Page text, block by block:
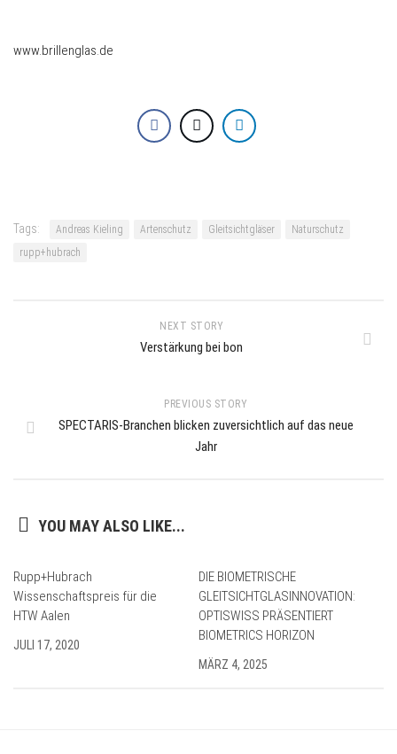
www.brillenglas.de
Tags: Andreas Kieling Artenschutz Gleitsichtgläser
Naturschutz
rupp+hubrach
NEXT STORY
Verstärkung bei bon
PREVIOUS STORY
SPECTARIS-Branchen blicken zuversichtlich auf das neue
Jahr
YOU MAY ALSO LIKE...
Rupp+Hubrach
Wissenschaftspreis für die
HTW Aalen
JULI 17, 2020
DIE BIOMETRISCHE
GLEITSICHTGLASINNOVATION:
OPTISWISS PRÄSENTIERT
BIOMETRICS HORIZON
MÄRZ 4, 2025